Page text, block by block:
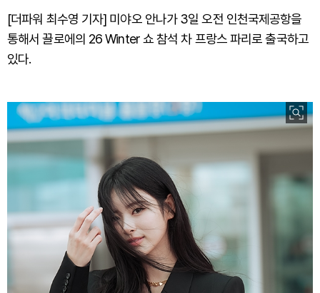
[더파워 최수영 기자] 미야오 안나가 3일 오전 인천국제공항을
통해서 끌로에의 26 Winter 쇼 참석 차 프랑스 파리로 출국하고
있다.